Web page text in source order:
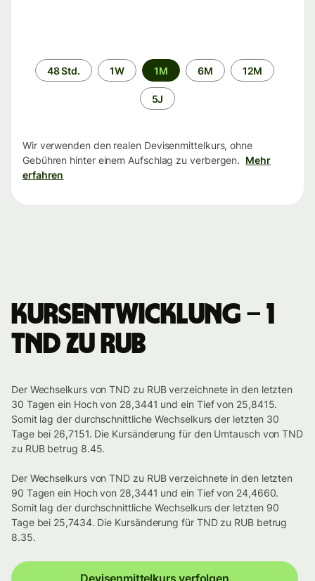
Zeitraum
48 Std. 1W 1M 6M 12M
5J
Wir verwenden den realen Devisenmittelkurs, ohne
Gebühren hinter einem Aufschlag zu verbergen. Mehr
erfahren
Kursentwicklung – 1
TND zu RUB
Der Wechselkurs von TND zu RUB verzeichnete in den letzten
30 Tagen ein Hoch von 28,3441 und ein Tief von 25,8415.
Somit lag der durchschnittliche Wechselkurs der letzten 30
Tage bei 26,7151. Die Kursänderung für den Umtausch von TND
zu RUB betrug 8.45.
Der Wechselkurs von TND zu RUB verzeichnete in den letzten
90 Tagen ein Hoch von 28,3441 und ein Tief von 24,4660.
Somit lag der durchschnittliche Wechselkurs der letzten 90
Tage bei 25,7434. Die Kursänderung für TND zu RUB betrug
8.35.